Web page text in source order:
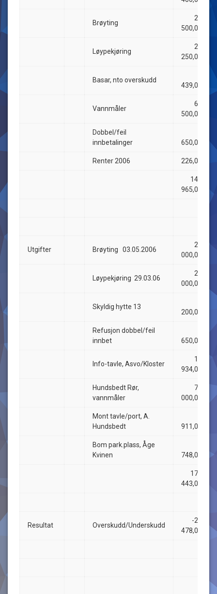
Brøyting
27
500,00
Løypekjøring
25
250,00
Basar, nto overskudd
439,00
Vannmåler
62
500,00
Dobbel/feil
innbetalinger
650,00
Renter 2006 226,00
141
965,00
Utgifter Brøyting 03.05.2006
28
000,00
Løypekjøring 29.03.06
25
000,00
Skyldig hytte 13
200,00
Refusjon dobbel/feil
innbet
650,00
Info-tavle, Asvo/Kloster
12
934,00
Hundsbedt Rør,
vannmåler
78
000,00
Mont tavle/port, A.
Hundsbedt
911,00
Bom park.plass, Åge
Kvinen
748,00
170
443,00
Resultat Overskudd/Underskudd
-28
478,00